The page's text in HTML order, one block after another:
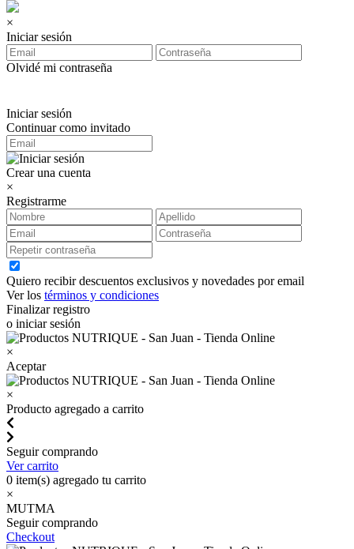
×
Iniciar sesión
Olvidé mi contraseña
Iniciar sesión
Continuar como invitado
Crear una cuenta
×
Registrarme
Quiero recibir descuentos exclusivos y novedades por email
Ver los términos y condiciones
Finalizar registro
o iniciar sesión
×
Aceptar
×
Producto agregado a carrito
Seguir comprando
Ver carrito
0 item(s) agregado tu carrito
×
MUTMA
Seguir comprando
Checkout